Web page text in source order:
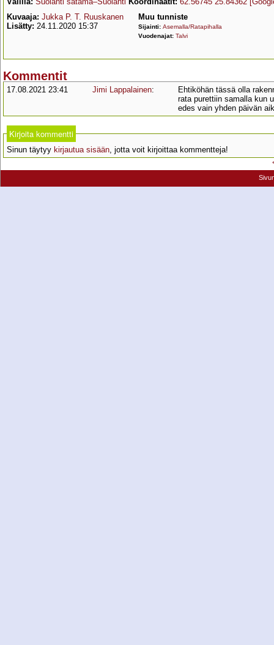
Kuvaaja: Jukka P. T. Ruuskanen
Lisätty: 24.11.2020 15:37
Muu tunniste
Sijainti: Asemalla/Ratapihalla
Vuodenajat: Talvi
Kommentit
17.08.2021 23:41 Jimi Lappalainen:
Ehtiköhän tässä olla
rata purettiin samalla kun
edes vain yhden päivän
Kirjoita kommentti
Sinun täytyy kirjautua sisään, jotta voit kirjoittaa kommentteja!